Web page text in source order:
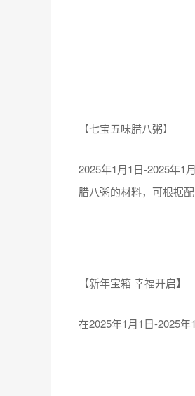
【七宝五味腊八粥】
2025年1月1日-2025年1
腊八粥的材料，可根据
【新年宝箱 幸福开启】
在2025年1月1日-2025